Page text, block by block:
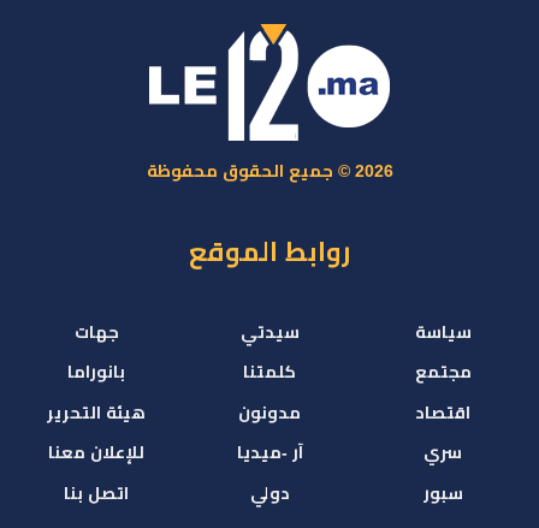
2026 © جميع الحقوق محفوظة
روابط الموقع
سياسة
مجتمع
اقتصاد
سري
سبور
سيدتي
كلمتنا
مدونون
آر -ميديا
دولي
جهات
بانوراما
هيئة التحرير
للإعلان معنا
اتصل بنا